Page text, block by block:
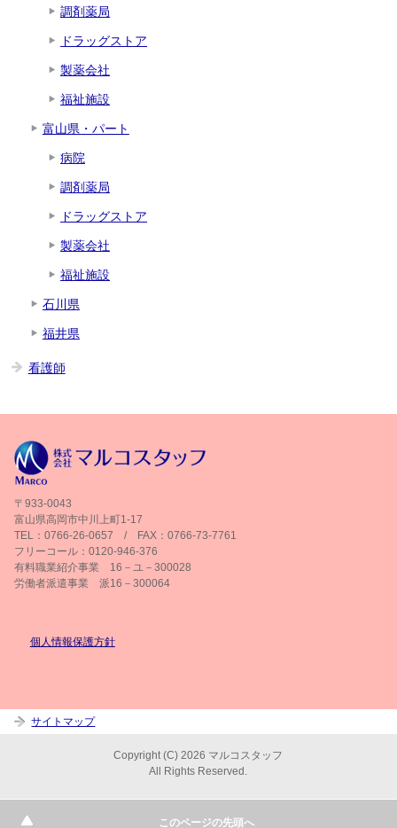
調剤薬局
ドラッグストア
製薬会社
福祉施設
富山県・パート
病院
調剤薬局
ドラッグストア
製薬会社
福祉施設
石川県
福井県
看護師
〒933-0043
富山県高岡市中川上町1-17
TEL：0766-26-0657 / FAX：0766-73-7761
フリーコール：0120-946-376
有料職業紹介事業 16－ユ－300028
労働者派遣事業 派16－300064
個人情報保護方針
サイトマップ
Copyright (C) 2026 マルコスタッフ
All Rights Reserved.
このページの先頭へ